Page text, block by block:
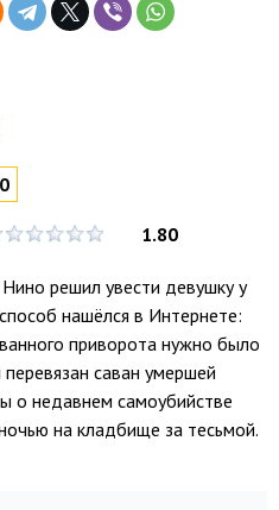
1.80
решил увести девушку у
нашёлся в Интернете:
приворота нужно было
саван умершей
о недавнем самоубийстве
на кладбище за тесьмой.